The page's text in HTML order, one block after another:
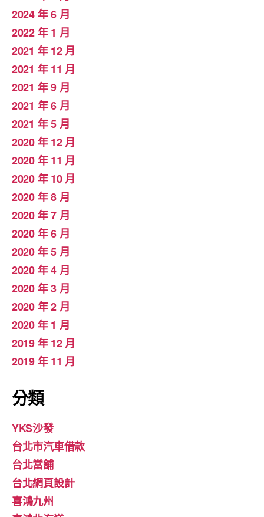
2024 年 6 月
2022 年 1 月
2021 年 12 月
2021 年 11 月
2021 年 9 月
2021 年 6 月
2021 年 5 月
2020 年 12 月
2020 年 11 月
2020 年 10 月
2020 年 8 月
2020 年 7 月
2020 年 6 月
2020 年 5 月
2020 年 4 月
2020 年 3 月
2020 年 2 月
2020 年 1 月
2019 年 12 月
2019 年 11 月
分類
YKS沙發
台北市汽車借款
台北當舖
台北網頁設計
喜鴻九州